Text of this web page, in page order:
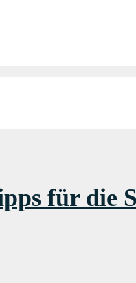
für die